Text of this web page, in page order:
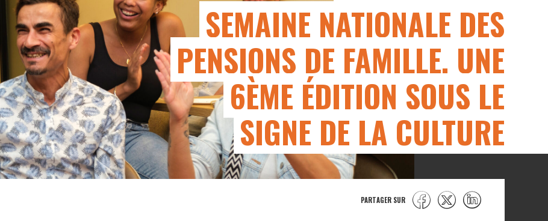
SEMAINE NATIONALE DES
PENSIONS DE FAMILLE, UNE
6ÈME ÉDITION SOUS LE
SIGNE DE LA CULTURE
PARTAGER SUR